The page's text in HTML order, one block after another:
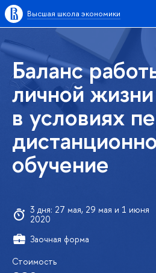
Высшая школа экономики
Баланс
личной
в условиях
обучение
3 дня: 27 мая, 29 мая и 1 июня
2020
Заочная форма
Стоимость